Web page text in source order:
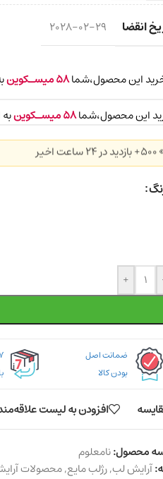
انقضا 2028-02-29
این محصول،شما58میسـکوین
این محصول،شما58میسـکوین
اخیر
+
ضمانت اصل
بودن کالا
افزودن به لیست
محصول:نامعلوم
آرایش لب,رژلب مایع,محصولات